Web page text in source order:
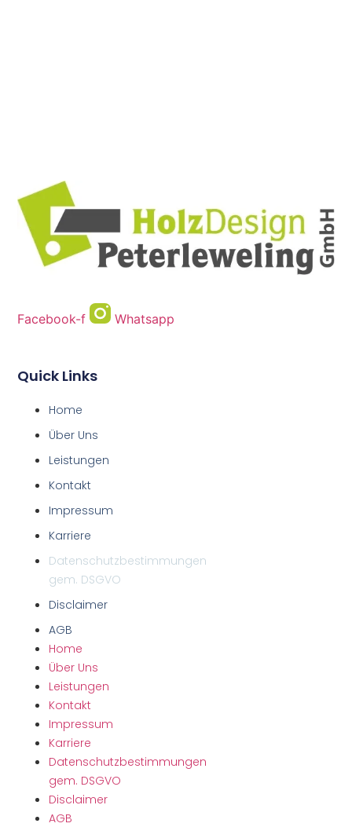
Facebook-f Whatsapp
Quick Links
Home
Über Uns
Leistungen
Kontakt
Impressum
Karriere
Datenschutzbestimmungen
gem. DSGVO
Disclaimer
AGB
Home
Über Uns
Leistungen
Kontakt
Impressum
Karriere
Datenschutzbestimmungen
gem. DSGVO
Disclaimer
AGB